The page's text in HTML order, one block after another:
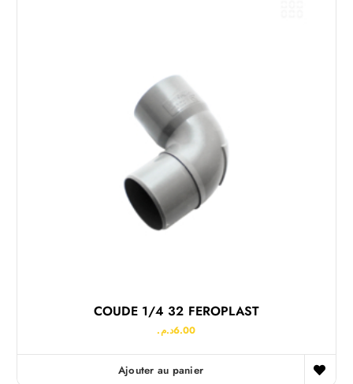
COUDE 1/4 32 FEROPLAST
6.00د.م.
Ajouter au panier